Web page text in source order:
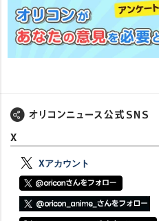
X
Xアカウント